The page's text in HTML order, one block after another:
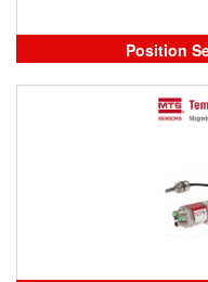
Position